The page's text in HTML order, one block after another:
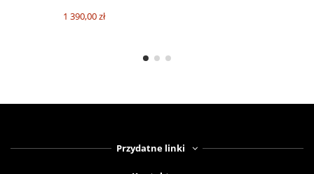
1 390,00 zł
Przydatne linki